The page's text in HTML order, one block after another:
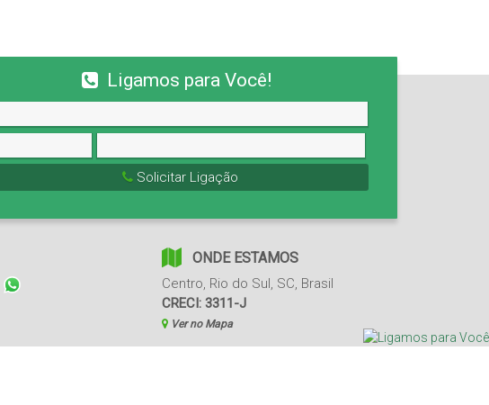
Ligamos para Você!
Solicitar Ligação
ONDE ESTAMOS
Centro, Rio do Sul, SC, Brasil
CRECI: 3311-J
Ver no Mapa